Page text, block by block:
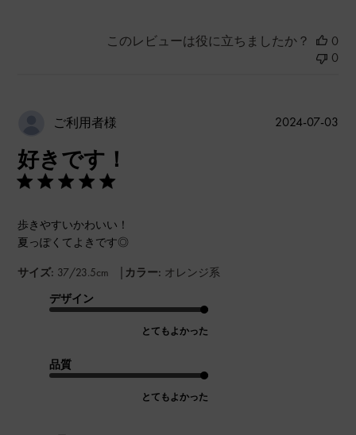
このレビューは役に立ちましたか？
0
0
ご利用者様
好きです！
歩きやすいかわいい！
夏っぽくてよきです◎
サイズ: 37/23.5cm | カラー: オレンジ系
デザイン
とてもよかった
品質
とてもよかった
公
2024-07-03